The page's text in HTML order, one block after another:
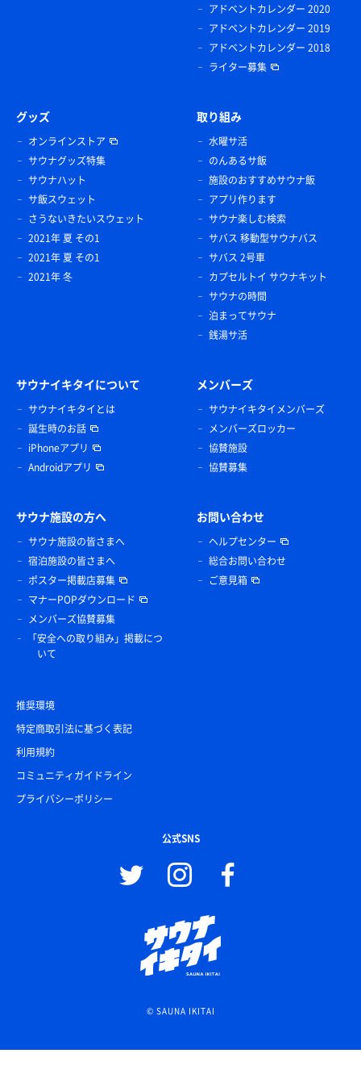
アドベントカレンダー 2020
アドベントカレンダー 2019
アドベントカレンダー 2018
ライター募集
グッズ
オンラインストア
サウナグッズ特集
サウナハット
サ飯スウェット
さうないきたいスウェット
2021年 夏 その1
2021年 夏 その1
2021年 冬
取り組み
水曜サ活
のんあるサ飯
施設のおすすめサウナ飯
アプリ作ります
サウナ楽しむ検索
サバス 移動型サウナバス
サバス 2号車
カプセルトイ サウナキット
サウナの時間
泊まってサウナ
銭湯サ活
サウナイキタイについて
サウナイキタイとは
誕生時のお話
iPhoneアプリ
Androidアプリ
メンバーズ
サウナイキタイメンバーズ
メンバーズロッカー
協賛施設
協賛募集
サウナ施設の方へ
サウナ施設の皆さまへ
宿泊施設の皆さまへ
ポスター掲載店募集
マナーPOPダウンロード
メンバーズ協賛募集
「安全への取り組み」掲載につ
いて
お問い合わせ
ヘルプセンター
総合お問い合わせ
ご意見箱
推奨環境
特定商取引法に基づく表記
利用規約
コミュニティガイドライン
プライバシーポリシー
公式SNS
© SAUNA IKITAI